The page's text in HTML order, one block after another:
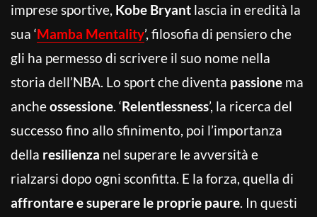
imprese sportive, Kobe Bryant lascia in eredità la
sua ‘Mamba Mentality’, filosofia di pensiero che
gli ha permesso di scrivere il suo nome nella
storia dell’NBA. Lo sport che diventa passione ma
ancheossessione. ‘Relentlessness’, la ricerca del
successo fino allo sfinimento, poi l’importanza
della resilienza nel superare le avversità e
rialzarsi dopo ogni sconfitta. E la forza, quella di
affrontare e superare le proprie paure. In questi